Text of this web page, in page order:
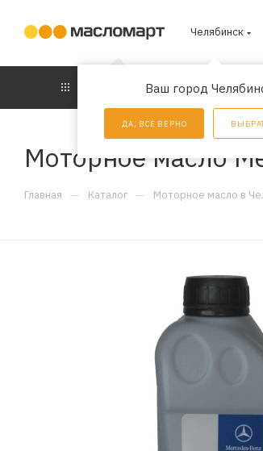
Челябинск
Ваш город
ДА, ВСЕ ВЕРНО
Моторное масло
Главная — Каталог — Моторное масло в